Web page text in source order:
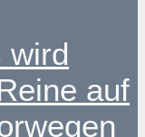
wird
auf